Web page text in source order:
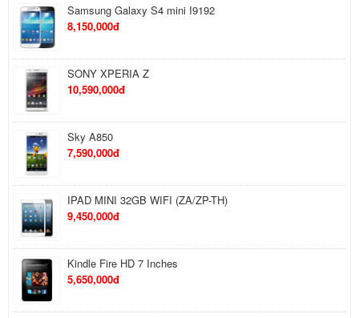
Samsung Galaxy S4 mini I9192
8,150,000đ
SONY XPERIA Z
10,590,000đ
Sky A850
7,590,000đ
IPAD MINI 32GB WIFI (ZA/ZP-TH)
9,450,000đ
Kindle Fire HD 7 Inches
5,650,000đ